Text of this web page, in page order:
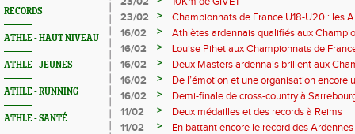
RECORDS
ATHLE - HAUT NIVEAU
ATHLE - JEUNES
ATHLE - RUNNING
ATHLE - SANTÉ
23/02
>
Championnats de France U18-U20 : les
Val-de-Reuil
16/02 >
Athlètes ardennais qualifiés aux
en salle
16/02 >
Louise Pihet aux Championnats de
16/02
>
Deux Masters ardennais brillent aux
Saint‑Brieuc
16/02 >
De l’émotion et une organisation encore
Trail 2026
16/02 >
Demi-finale de cross-country à
boue… et à la fête !
11/02 >
Deux médailles et des records à Reims
11/02
>
En battant encore le record des